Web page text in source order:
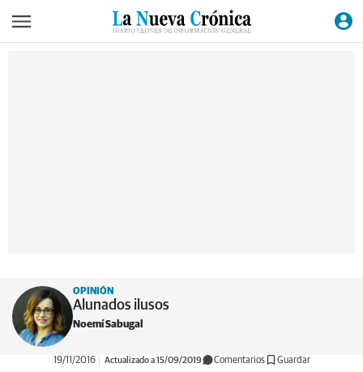
OPINIÓN
Alunados ilusos
Noemí Sabugal
19/11/2016 Actualizado a 15/09/2019 Comentarios Guardar